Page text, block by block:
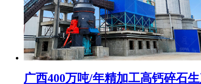
广西400万吨/年精加工高钙碎石